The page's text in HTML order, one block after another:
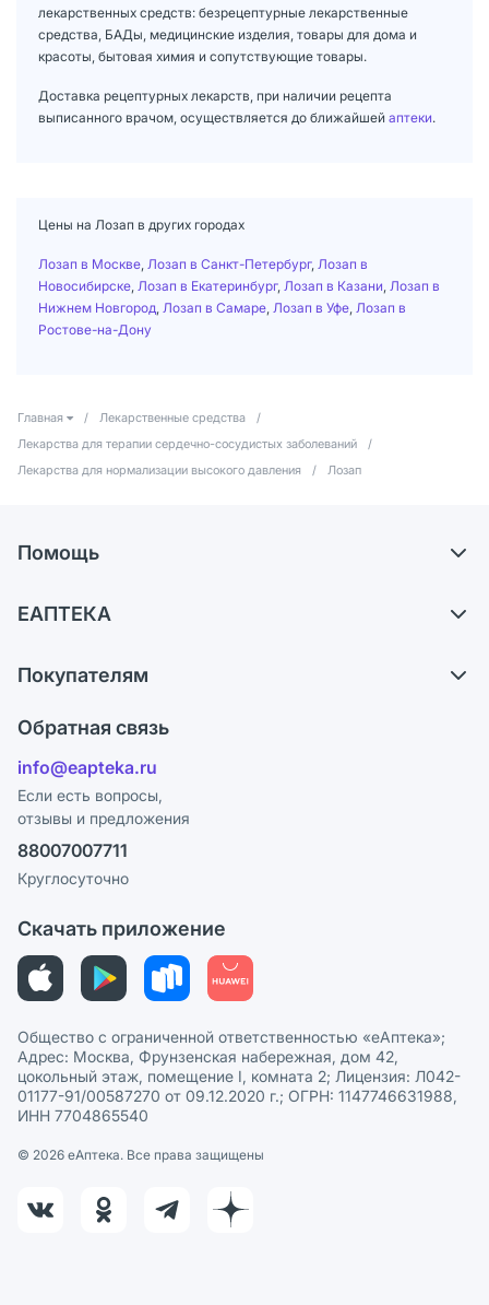
лекарственных средств: безрецептурные лекарственные
средства, БАДы, медицинские изделия, товары для дома и
красоты, бытовая химия и сопутствующие товары.
Доставка рецептурных лекарств, при наличии рецепта
выписанного врачом, осуществляется до ближайшей аптеки.
Цены на Лозап в других городах
Лозап в Москве Лозап в Санкт-Петербург, Лозап в
Новосибирске Лозап в Екатеринбург, Лозап в Казани Лозап в
Нижнем Новгород Лозап в Самаре Лозап в Уфе Лозап в
Ростове-на-Дону
Главная / Лекарственные средства
/
Лекарства для терапии сердечно-сосудистых заболеваний
/
Лекарства для нормализации высокого давления
/ Лозап
Помощь
Самовывоз из аптек
Ответы на вопросы
Блог
ЕАПТЕКА
Карьера
Поставщики
Лицензия
Реклама на сайте
Ваши товары на ЕАПТЕКЕ
Покупателям
Программа СберСпасибо
Политика конфиденциальности
Пользовательское соглашение
Политика рекомендаций
Этика и соответствие
Политика в отношении обработки персональных данных
Обратная связь
info@eapteka.ru
Если есть вопросы,
отзывы и предложения
88007007711
Круглосуточно
Скачать приложение
Общество с ограниченной ответственностью «еАптека»;
Адрес: Москва, Фрунзенская набережная, дом 42,
цокольный этаж, помещение I, комната 2; Лицензия: Л042-
01177-91/00587270 от 09.12.2020 г.; ОГРН: 1147746631988,
ИНН 7704865540
© 2026 eАптека. Все права защищены